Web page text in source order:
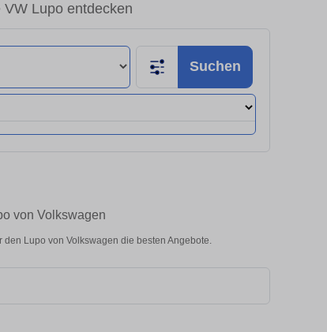
Lupo entdecken
Suchen
von Volkswagen
Lupo von Volkswagen die besten Angebote.